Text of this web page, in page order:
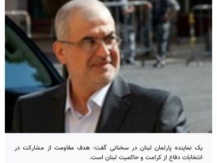
یک نماینده پارلمان لبنان در سخنانی گفت: هدف مقاومت از مشارکت در
انتخابات دفاع از کرامت و حاکمیت لبنان است.